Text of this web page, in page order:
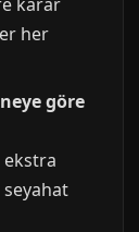
her
göre
ekstra